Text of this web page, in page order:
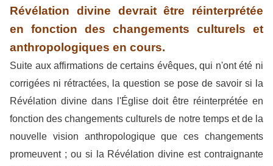
Révélation divine devrait être réinterprétée
en fonction des changements culturels et
anthropologiques en cours.
Suite aux affirmations de certains évêques, qui n'ont été ni
corrigées ni rétractées, la question se pose de savoir si la
Révélation divine dans l'Église doit être réinterprétée en
fonction des changements culturels de notre temps et de la
nouvelle vision anthropologique que ces changements
promeuvent ; ou si la Révélation divine est contraignante